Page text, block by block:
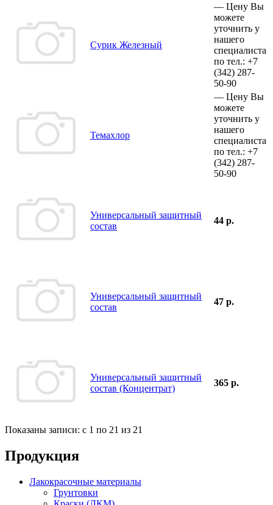
Сурик Железный
— Цену Вы
можете
уточнить у
нашего
специалиста
по тел.: +7
(342) 287-
50-90
Темахлор
— Цену Вы
можете
уточнить у
нашего
специалиста
по тел.: +7
(342) 287-
50-90
Универсальный защитный
состав
44 р.
Универсальный защитный
состав
47 р.
Универсальный защитный
состав (Концентрат)
365 р.
Показаны записи: с 1 по 21 из 21
Продукция
Лакокрасочные материалы
Грунтовки